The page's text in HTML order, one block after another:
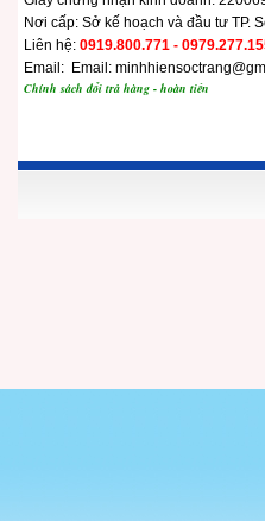
Nơi cấp: Sở kế hoạch và đầu tư TP.
Liên hệ: 0919.800.771 -
Email: Email:
Chính sách đổi trả hàng - hoàn tiền